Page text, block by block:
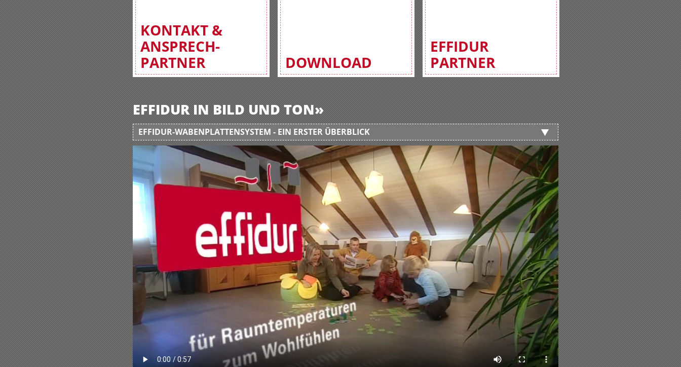
KONTAKT &
ANSPRECH-
PARTNER
DOWNLOAD
EFFIDUR
PARTNER
EFFIDUR IN BILD UND TON»
EFFIDUR-WABENPLATTENSYSTEM - EIN ERSTER ÜBERBLICK